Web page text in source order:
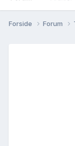
Forside Forum